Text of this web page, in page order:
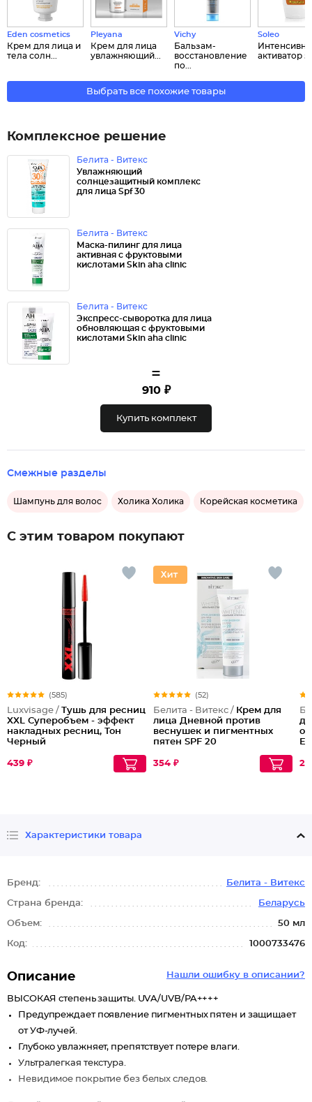
Eden cosmetics
Крем для лица и
тела солн...
Pleyana
Крем для лица
увлажняющий...
Vichy
Бальзам-
восстановление
по...
Soleo
активатор
Выбрать все похожие товары
Комплексное решение
Белита - Витекс
Увлажняющий
солнцезащитный комплекс
для лица Spf 30
Белита - Витекс
Маска-пилинг для лица
активная с фруктовыми
кислотами Skin aha clinic
Белита - Витекс
Экспресс-сыворотка для лица
обновляющая с фруктовыми
кислотами Skin aha clinic
=
910 ₽
Купить комплект
Смежные разделы
Шампунь для волос Холика Холика Корейская косметика
С этим товаром покупают
(585)
Luxvisage / Тушь для ресниц
XXL Суперобъем - эффект
накладных ресниц, Тон
Черный
439 ₽
(52)
Белита - Витекс / Крем для
лица Дневной против
веснушек и пигментных
пятен SPF 20
354 ₽
Характеристики товара
Бренд: Белита - Витекс
Страна бренда: Беларусь
Объем: 50 мл
Код: 1000733476
Нашли ошибку в описании?
Описание
ВЫСОКАЯ степень защиты. UVA/UVB/PA++++
Предупреждает появление пигментных пятен и защищает
от УФ-лучей.
Глубоко увлажняет, препятствует потере влаги.
Ультралегкая текстура.
Невидимое покрытие без белых следов.